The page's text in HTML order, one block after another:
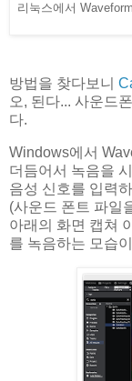
리눅스에서
방법을 찾다보니
오, 된다... 사운드
다.
Windows에서
더듬어서 녹음을
음성 신호를 입력
(사운드 폰트 파일
아래의 화면 캡쳐
를 녹음하는 모습이